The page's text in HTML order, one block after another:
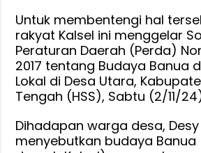
Untuk membentengi hal
rakyat Kalsel ini menggelar
Peraturan Daerah (Perda)
2017 tentang Budaya Banua
Lokal di Desa Utara,
Tengah (HSS), Sabtu (2/11/
Dihadapan warga desa,
menyebutkan budaya